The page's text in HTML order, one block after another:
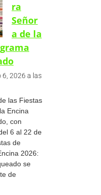
ra
Señor
a de la
6, 2026 a las
las Fiestas
Encina
con
6 al 22 de
de
2026:
se
de